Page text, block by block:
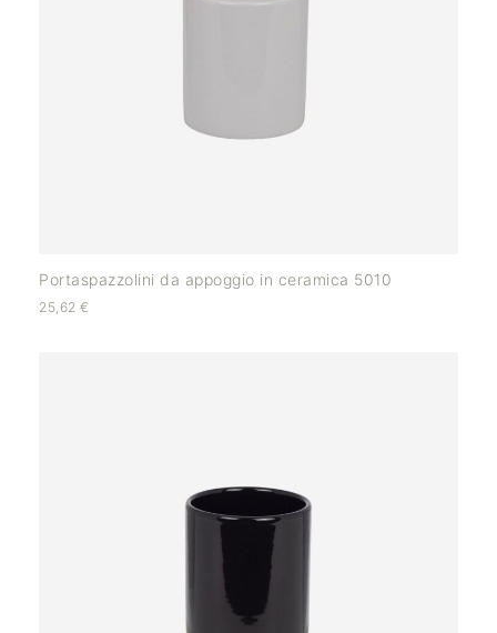
Portaspazzolini da appoggio in ceramica 5010
25,62 €